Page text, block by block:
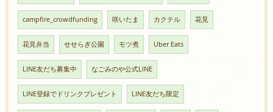
campfire_crowdfunding 咲いたま カクテル 花見
花見弁当 せせらぎ公園 モツ煮 Uber Eats
LINE友だち募集中 なごみのや公式LINE
LINE登録でドリンクプレゼント LINE友だち限定